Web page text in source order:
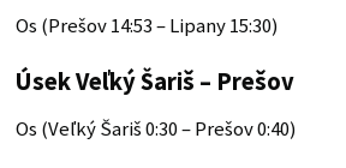
Os (Prešov 14:53 – Lipany 15:30)
Úsek Veľký Šariš – Prešov
Os (Veľký Šariš 0:30 – Prešov 0:40)